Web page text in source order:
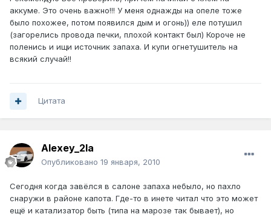
аккуме. Это очень важно!!! У меня однажды на опеле тоже
было похожее, потом появился дым и огонь)) еле потушил
(загорелись провода печки, плохой контакт был) Короче не
поленись и ищи источник запаха. И купи огнетушитель на
всякий случай!!
Цитата
Alexey_2la
Опубликовано 19 января, 2010
Сегодня когда завёлся в салоне запаха небыло, но пахло
снаружи в районе капота. Где-то в инете читал что это может
ещё и катализатор быть (типа на марозе так бывает), но